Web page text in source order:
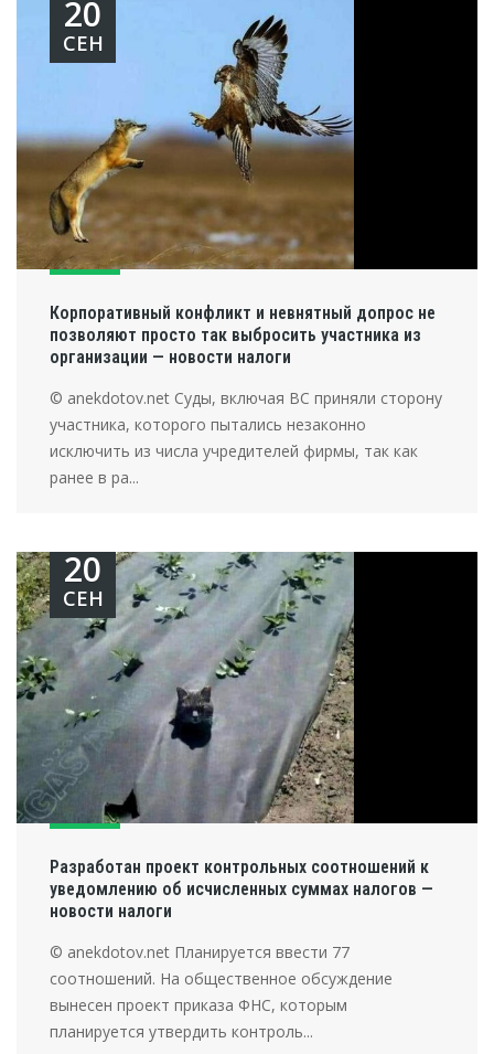
Корпоративный конфликт и невнятный допрос не
позволяют просто так выбросить участника из
организации — новости налоги
20
СЕН
© anekdotov.net Суды, включая ВС приняли сторону
участника, которого пытались незаконно
исключить из числа учредителей фирмы, так как
ранее в ра...
Разработан проект контрольных соотношений к
уведомлению об исчисленных суммах налогов —
новости налоги
20
СЕН
© anekdotov.net Планируется ввести 77
соотношений. На общественное обсуждение
вынесен проект приказа ФНС, которым
планируется утвердить контроль...